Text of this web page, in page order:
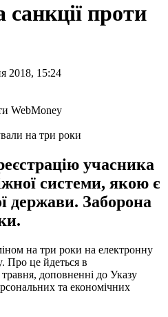
санкції проти
2018, 15:24
на три роки
учасника
системи, якою є
держави. Заборона
на три роки на електронну
Про це йдеться в
доповненні до Указу
та економічних